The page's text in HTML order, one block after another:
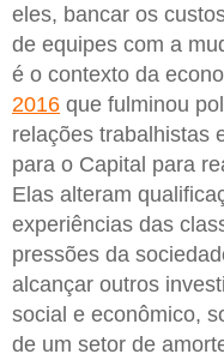
eles, bancar os
de equipes com a
é o contexto da
2016 que fulminou
relações trabalhistas
para o Capital para
Elas alteram
experiências das
pressões da
alcançar outros
social e econômico,
de um setor de